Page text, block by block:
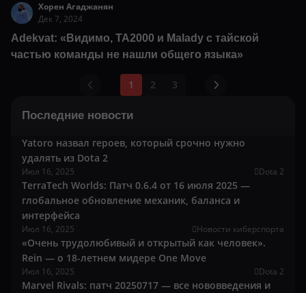
Хорен Агаджанян
Дек 7, 2024
Adekvat: «Видимо, TA2000 и Malady с тайской
частью команды не нашли общего языка»
1 2 3
Последние новости
Yatoro назвал героев, который срочно нужно
удалять из Dota 2
Июл 16, 2025 Dota 2
TerraTech Worlds: Патч 0.6.4 от 16 июля 2025 —
глобальное обновление механик, баланса и
интерфейса
Июл 16, 2025 Новости киберспорта
«Очень трудолюбивый и открытый как человек».
Rein — о 18-летнем мидере One Move
Июл 16, 2025 Dota 2
Marvel Rivals: патч 20250717 — все нововведения и